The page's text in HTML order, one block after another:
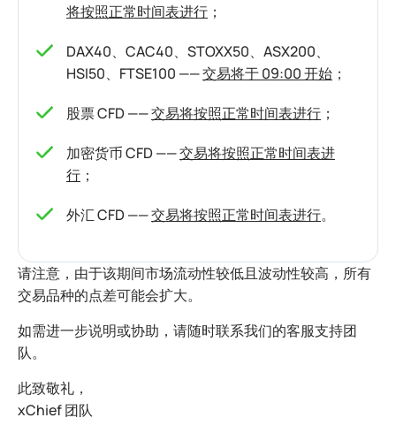
将按照正常时间表进行 ；
DAX40、CAC40、STOXX50、ASX200、
HSI50、FTSE100 ——交易将于 09:00 开始 ；
股票 CFD ——交易将按照正常时间表进行 ；
加密货币 CFD ——交易将按照正常时间表进
行 ；
外汇 CFD ——交易将按照正常时间表进行。
请注意，由于该期间市场流动性较低且波动性较高，所有
交易品种的点差可能会扩大。
如需进一步说明或协助，请随时联系我们的客服支持团
队。
此致敬礼，
xChief 团队